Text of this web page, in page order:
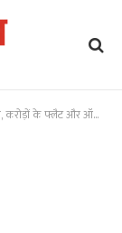
के फ्लैट और ऑफिस सील